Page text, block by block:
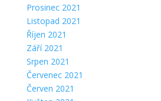
Prosinec 2021
Listopad 2021
Říjen 2021
Září 2021
Srpen 2021
Červenec 2021
Červen 2021